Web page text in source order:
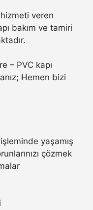
veren
bakım ve tamiri
– PVC kapı
Hemen bizi
yaşamış
çözmek